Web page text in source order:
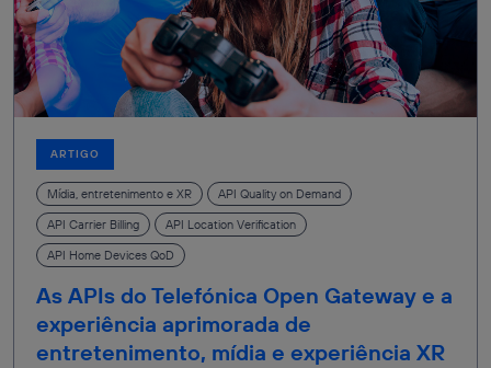
ARTIGO
Mídia, entretenimento e XR
API Quality on Demand
API Carrier Billing
API Location Verification
API Home Devices QoD
As APIs do Telefónica Open Gateway e a
experiência aprimorada de
entretenimento, mídia e experiência XR